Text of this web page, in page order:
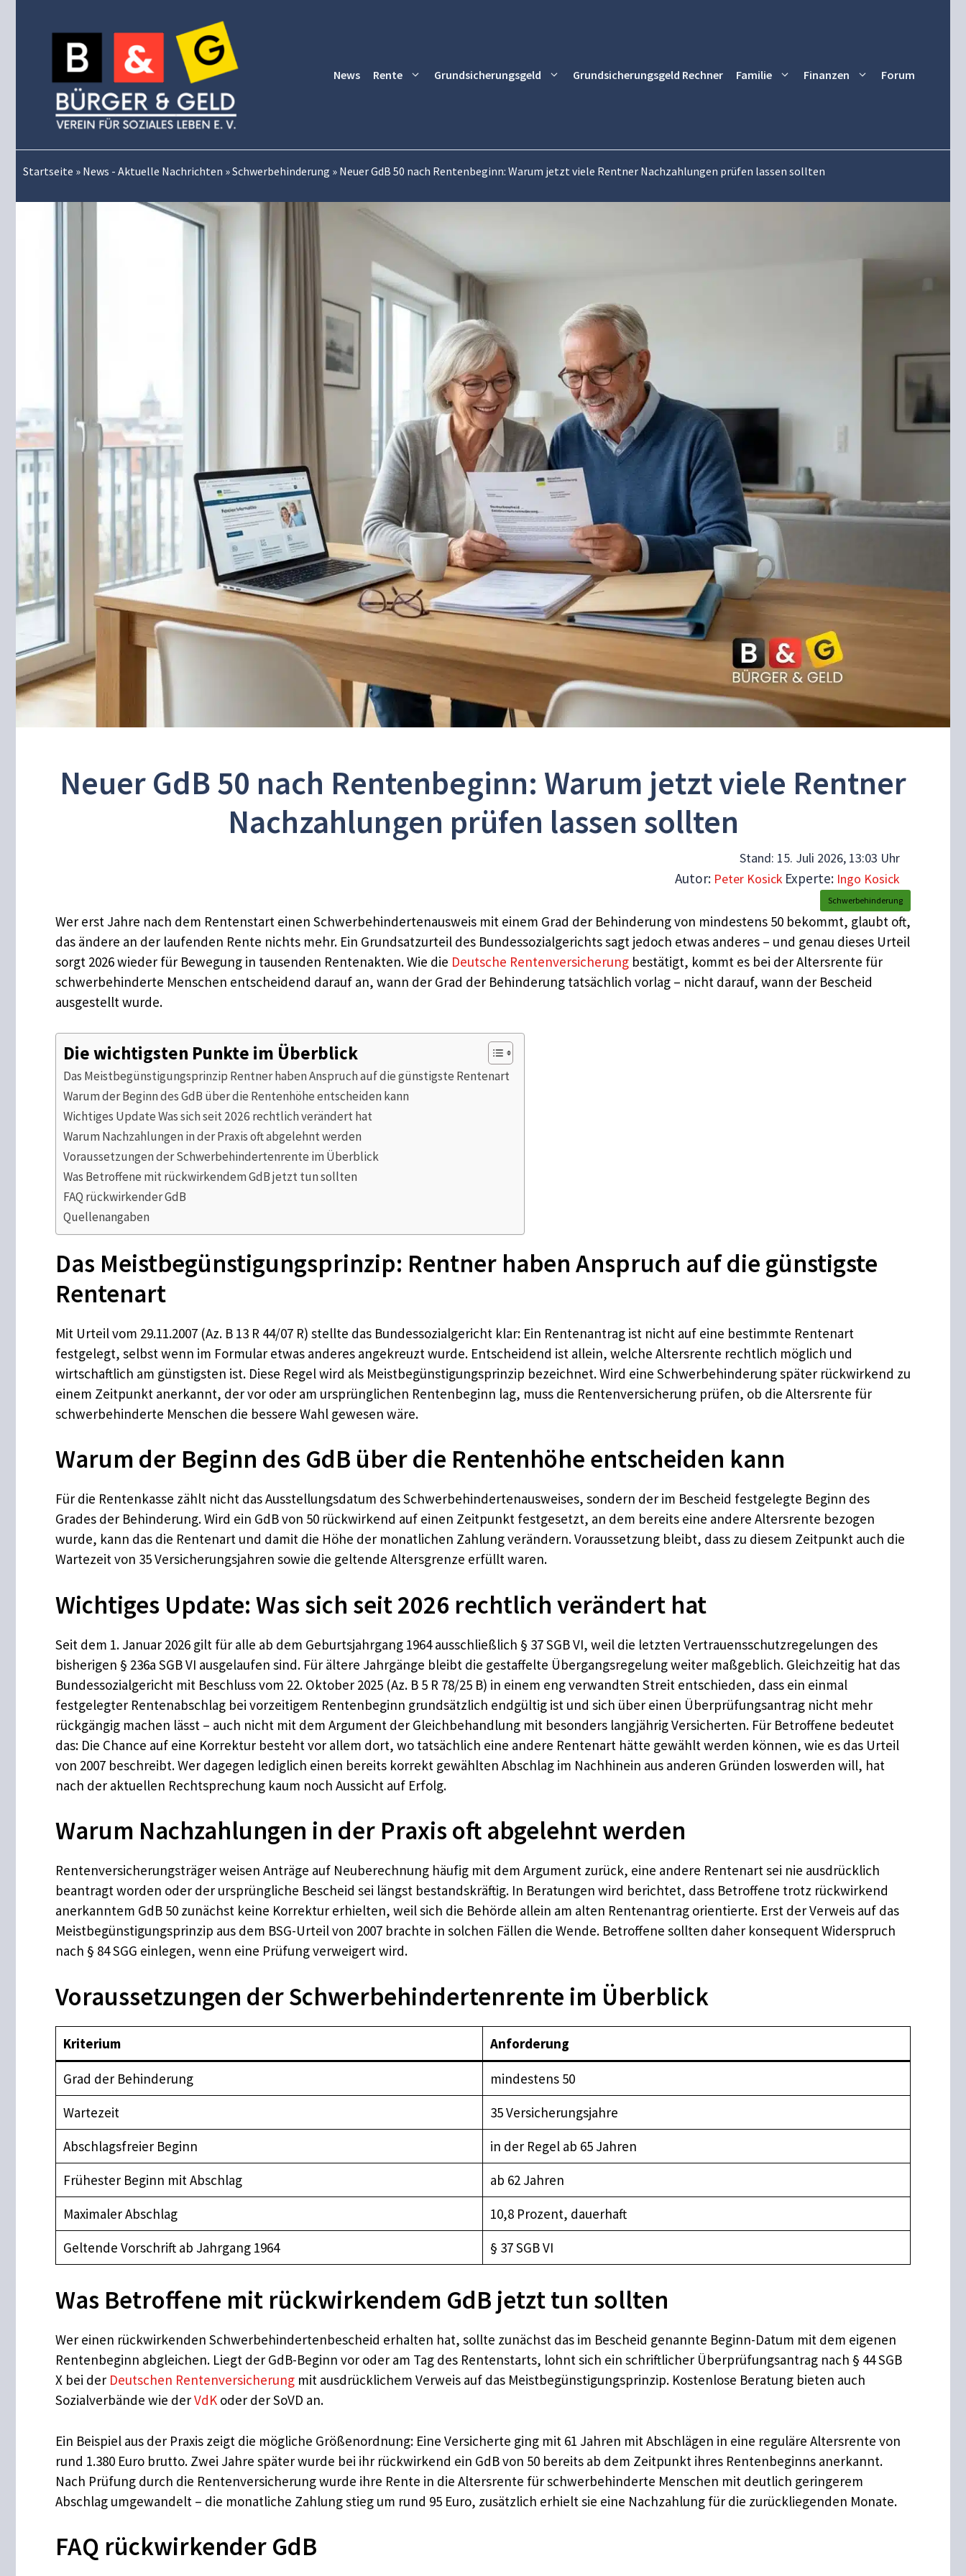
News Rente Grundsicherungsgeld Grundsicherungsgeld Rechner Familie Finanzen Forum
Startseite » News - Aktuelle Nachrichten »Schwerbehinderung » Neuer GdB 50 nach Rentenbeginn: Warum jetzt viele Rentner Nachzahlungen prüfen lassen sollten
Neuer GdB 50 nach Rentenbeginn: Warum jetzt viele Rentner
Nachzahlungen prüfen lassen sollten
Stand: 15. Juli 2026, 13:03 Uhr
Autor: Peter Kosick Experte: Ingo Kosick
Schwerbehinderung
Wer erst Jahre nach dem Rentenstart einen Schwerbehindertenausweis mit einem Grad der Behinderung von mindestens 50 bekommt, glaubt oft,
das ändere an der laufenden Rente nichts mehr. Ein Grundsatzurteil des Bundessozialgerichts sagt jedoch etwas anderes – und genau dieses Urteil
sorgt 2026 wieder für Bewegung in tausenden Rentenakten. Wie die Deutsche Rentenversicherung bestätigt, kommt es bei der Altersrente für
schwerbehinderte Menschen entscheidend darauf an, wann der Grad der Behinderung tatsächlich vorlag – nicht darauf, wann der Bescheid
ausgestellt wurde.
Die wichtigsten Punkte im Überblick
Das Meistbegünstigungsprinzip Rentner haben Anspruch auf die günstigste Rentenart
Warum der Beginn des GdB über die Rentenhöhe entscheiden kann
Wichtiges Update Was sich seit 2026 rechtlich verändert hat
Warum Nachzahlungen in der Praxis oft abgelehnt werden
Voraussetzungen der Schwerbehindertenrente im Überblick
Was Betroffene mit rückwirkendem GdB jetzt tun sollten
FAQ rückwirkender GdB
Quellenangaben
Das Meistbegünstigungsprinzip: Rentner haben Anspruch auf die günstigste
Rentenart
Mit Urteil vom 29.11.2007 (Az. B 13 R 44/07 R) stellte das Bundessozialgericht klar: Ein Rentenantrag ist nicht auf eine bestimmte Rentenart
festgelegt, selbst wenn im Formular etwas anderes angekreuzt wurde. Entscheidend ist allein, welche Altersrente rechtlich möglich und
wirtschaftlich am günstigsten ist. Diese Regel wird als Meistbegünstigungsprinzip bezeichnet. Wird eine Schwerbehinderung später rückwirkend zu
einem Zeitpunkt anerkannt, der vor oder am ursprünglichen Rentenbeginn lag, muss die Rentenversicherung prüfen, ob die Altersrente für
schwerbehinderte Menschen die bessere Wahl gewesen wäre.
Warum der Beginn des GdB über die Rentenhöhe entscheiden kann
Für die Rentenkasse zählt nicht das Ausstellungsdatum des Schwerbehindertenausweises, sondern der im Bescheid festgelegte Beginn des
Grades der Behinderung. Wird ein GdB von 50 rückwirkend auf einen Zeitpunkt festgesetzt, an dem bereits eine andere Altersrente bezogen
wurde, kann das die Rentenart und damit die Höhe der monatlichen Zahlung verändern. Voraussetzung bleibt, dass zu diesem Zeitpunkt auch die
Wartezeit von 35 Versicherungsjahren sowie die geltende Altersgrenze erfüllt waren.
Wichtiges Update: Was sich seit 2026 rechtlich verändert hat
Seit dem 1. Januar 2026 gilt für alle ab dem Geburtsjahrgang 1964 ausschließlich § 37 SGB VI, weil die letzten Vertrauensschutzregelungen des
bisherigen § 236a SGB VI ausgelaufen sind. Für ältere Jahrgänge bleibt die gestaffelte Übergangsregelung weiter maßgeblich. Gleichzeitig hat das
Bundessozialgericht mit Beschluss vom 22. Oktober 2025 (Az. B 5 R 78/25 B) in einem eng verwandten Streit entschieden, dass ein einmal
festgelegter Rentenabschlag bei vorzeitigem Rentenbeginn grundsätzlich endgültig ist und sich über einen Überprüfungsantrag nicht mehr
rückgängig machen lässt – auch nicht mit dem Argument der Gleichbehandlung mit besonders langjährig Versicherten. Für Betroffene bedeutet
das: Die Chance auf eine Korrektur besteht vor allem dort, wo tatsächlich eine andere Rentenart hätte gewählt werden können, wie es das Urteil
von 2007 beschreibt. Wer dagegen lediglich einen bereits korrekt gewählten Abschlag im Nachhinein aus anderen Gründen loswerden will, hat
nach der aktuellen Rechtsprechung kaum noch Aussicht auf Erfolg.
Warum Nachzahlungen in der Praxis oft abgelehnt werden
Rentenversicherungsträger weisen Anträge auf Neuberechnung häufig mit dem Argument zurück, eine andere Rentenart sei nie ausdrücklich
beantragt worden oder der ursprüngliche Bescheid sei längst bestandskräftig. In Beratungen wird berichtet, dass Betroffene trotz rückwirkend
anerkanntem GdB 50 zunächst keine Korrektur erhielten, weil sich die Behörde allein am alten Rentenantrag orientierte. Erst der Verweis auf das
Meistbegünstigungsprinzip aus dem BSG-Urteil von 2007 brachte in solchen Fällen die Wende. Betroffene sollten daher konsequent Widerspruch
nach § 84 SGG einlegen, wenn eine Prüfung verweigert wird.
Voraussetzungen der Schwerbehindertenrente im Überblick
Kriterium Anforderung
Grad der Behinderung
mindestens 50
Wartezeit
35 Versicherungsjahre
Abschlagsfreier Beginn
in der Regel ab 65 Jahren
Frühester Beginn mit Abschlag
ab 62 Jahren
Maximaler Abschlag
10,8 Prozent, dauerhaft
Geltende Vorschrift ab Jahrgang 1964
§ 37 SGB VI
Was Betroffene mit rückwirkendem GdB jetzt tun sollten
Wer einen rückwirkenden Schwerbehindertenbescheid erhalten hat, sollte zunächst das im Bescheid genannte Beginn-Datum mit dem eigenen
Rentenbeginn abgleichen. Liegt der GdB-Beginn vor oder am Tag des Rentenstarts, lohnt sich ein schriftlicher Überprüfungsantrag nach § 44 SGB
X bei der Deutschen Rentenversicherung mit ausdrücklichem Verweis auf das Meistbegünstigungsprinzip. Kostenlose Beratung bieten auch
Sozialverbände wie derVdK oder der SoVD an.
Ein Beispiel aus der Praxis zeigt die mögliche Größenordnung: Eine Versicherte ging mit 61 Jahren mit Abschlägen in eine reguläre Altersrente von
rund 1.380 Euro brutto. Zwei Jahre später wurde bei ihr rückwirkend ein GdB von 50 bereits ab dem Zeitpunkt ihres Rentenbeginns anerkannt.
Nach Prüfung durch die Rentenversicherung wurde ihre Rente in die Altersrente für schwerbehinderte Menschen mit deutlich geringerem
Abschlag umgewandelt – die monatliche Zahlung stieg um rund 95 Euro, zusätzlich erhielt sie eine Nachzahlung für die zurückliegenden Monate.
FAQ rückwirkender GdB